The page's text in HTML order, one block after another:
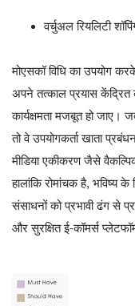
वर्चुअल रियलिटी
मोएसकॉ विधि का उपयोग
अपने तत्काल प्रयास केंद्रित
कार्यक्षमता मजबूत हो जाए।
तो वे उपयोगकर्ता खाता
मीडिया एकीकरण जैसे
हालांकि रोमांचक है, भविष्य
संसाधनों को प्रभावी ढंग से
और सुरक्षित ई-कॉमर्स